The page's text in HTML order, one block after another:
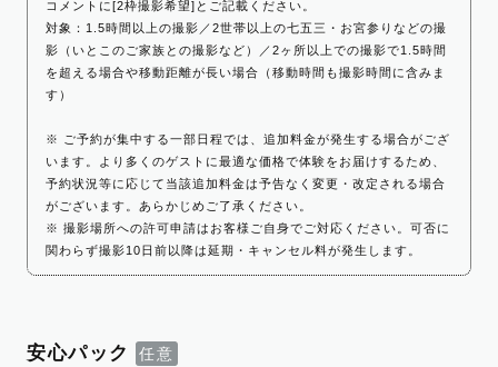
コメントに[2枠撮影希望]とご記載ください。
対象：1.5時間以上の撮影／2世帯以上の七五三・お宮参りなどの撮
影（いとこのご家族との撮影など）／2ヶ所以上での撮影で1.5時間
を超える場合や移動距離が長い場合（移動時間も撮影時間に含みま
す）
※ ご予約が集中する一部日程では、追加料金が発生する場合がござ
います。より多くのゲストに最適な価格で体験をお届けするため、
予約状況等に応じて当該追加料金は予告なく変更・改定される場合
がございます。あらかじめご了承ください。
※ 撮影場所への許可申請はお客様ご自身でご対応ください。可否に
関わらず撮影10日前以降は延期・キャンセル料が発生します。
安心パック